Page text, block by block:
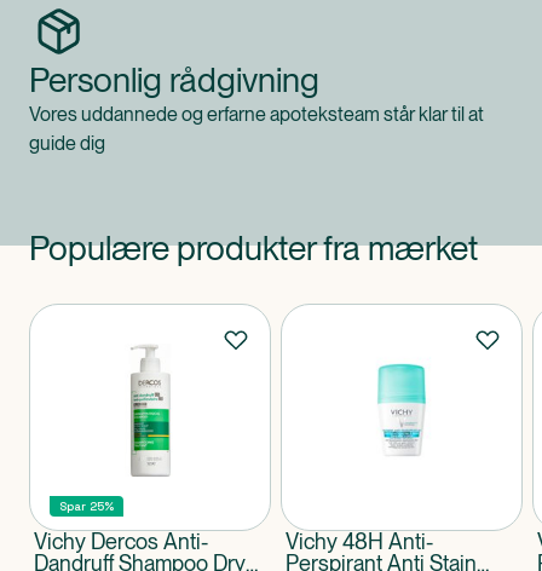
Personlig rådgivning
Vores uddannede og erfarne apoteksteam står klar til at
guide dig
Populære produkter fra mærket
Produkter
Spar 25%
Vichy Dercos Anti-
Dandruff Shampoo Dry
Vichy 48H Anti-
Perspirant Anti Stain